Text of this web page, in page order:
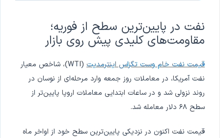
نفت در پایین‌ترین سطح از فوریه؛
مقاومت‌های کلیدی پیش روی بازار
قیمت نفت خام وست تگزاس اینترمدیت
(WTI)، شاخص معیار
نفت آمریکا، در معاملات روز جمعه وارد مرحله‌ای از نوسان در
روند نزولی شد و در ساعات ابتدایی معاملات اروپا پایین‌تر از
سطح ۶۸ دلار معامله شد.
قیمت نفت اکنون در نزدیکی پایین‌ترین سطح خود از اواخر ماه